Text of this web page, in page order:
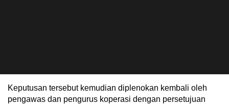
Keputusan tersebut kemudian diplenokan kembali oleh
pengawas dan pengurus koperasi dengan persetujuan